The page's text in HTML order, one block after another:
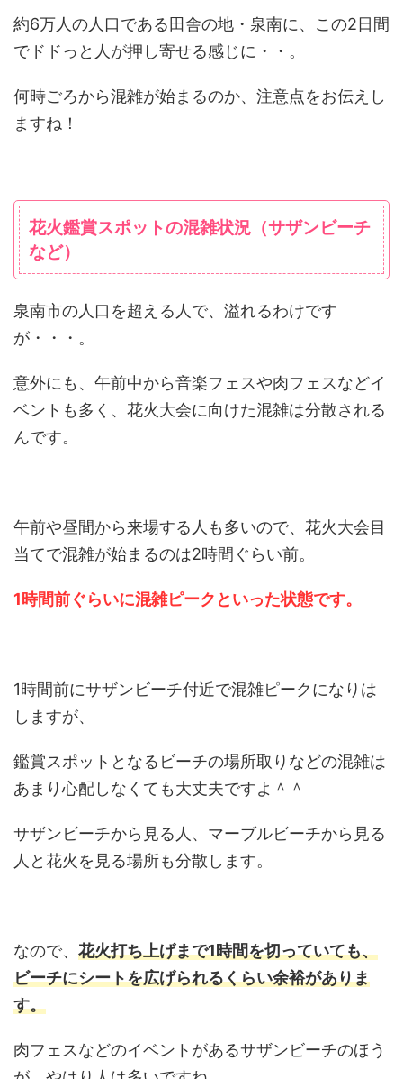
約6万人の人口である田舎の地・泉南に、この2日間
でドドっと人が押し寄せる感じに・・。
何時ごろから混雑が始まるのか、注意点をお伝えし
ますね！
花火鑑賞スポットの混雑状況（サザンビーチ
など）
泉南市の人口を超える人で、溢れるわけです
が・・・。
意外にも、午前中から音楽フェスや肉フェスなどイ
ベントも多く、花火大会に向けた混雑は分散される
んです。
午前や昼間から来場する人も多いので、花火大会目
当てで混雑が始まるのは2時間ぐらい前。
1時間前ぐらいに混雑ピークといった状態です。
1時間前にサザンビーチ付近で混雑ピークになりは
しますが、
鑑賞スポットとなるビーチの場所取りなどの混雑は
あまり心配しなくても大丈夫ですよ＾＾
サザンビーチから見る人、マーブルビーチから見る
人と花火を見る場所も分散します。
なので、 花火打ち上げまで1時間を切っていても、
ビーチにシートを広げられるくらい余裕がありま
す。
肉フェスなどのイベントがあるサザンビーチのほう